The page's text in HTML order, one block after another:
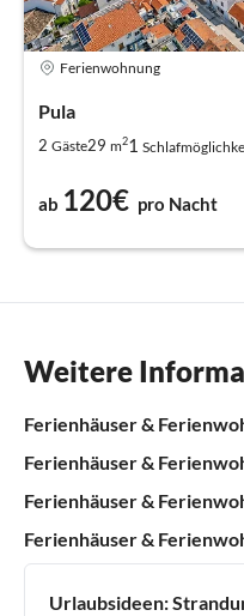
Ferienwohnung
Pula
2 Gäste29 m21
ab 120€ pro Nacht
Weitere
Ferienhäuser &
Ferienhäuser &
Ferienhäuser &
Ferienhäuser &
Urlaubsideen: